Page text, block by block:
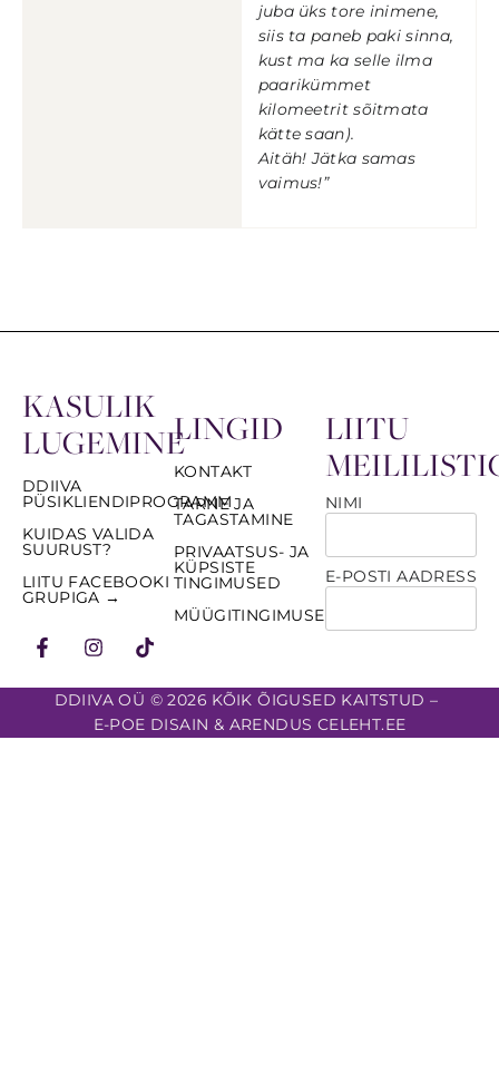
juba üks tore inimene,
siis ta paneb paki sinna,
kust ma ka selle ilma
paarikümmet
kilomeetrit sõitmata
kätte saan).
Aitäh! Jätka samas
vaimus!”
KASULIK
LUGEMINE
DDIIVA
PÜSIKLIENDIPROGRAMM
KUIDAS VALIDA
SUURUST?
LIITU FACEBOOKI
GRUPIGA →
LINGID
KONTAKT
TARNE JA
TAGASTAMINE
PRIVAATSUS- JA
KÜPSISTE
TINGIMUSED
MÜÜGITINGIMUSED
LIITU
NIMI
E-POSTI AADRESS
DDIIVA OÜ © 2026 KÕIK ÕIGUSED KAITSTUD –
E-POE DISAIN & ARENDUS CELEHT.EE